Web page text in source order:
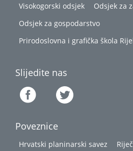
Visokogorski odsjek
Odsjek za
Odsjek za gospodarstvo
Prirodoslovna i grafička škola
Slijedite nas
Poveznice
Hrvatski planinarski savez